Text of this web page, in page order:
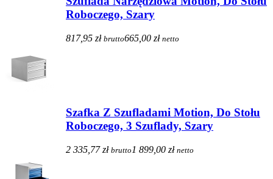
Roboczego, Szary
817,95 zł brutto665,00 zł netto
Szafka Z Szufladami Motion, Do Stołu
Roboczego, 3 Szuflady, Szary
2 335,77 zł brutto 1 899,00 zł netto